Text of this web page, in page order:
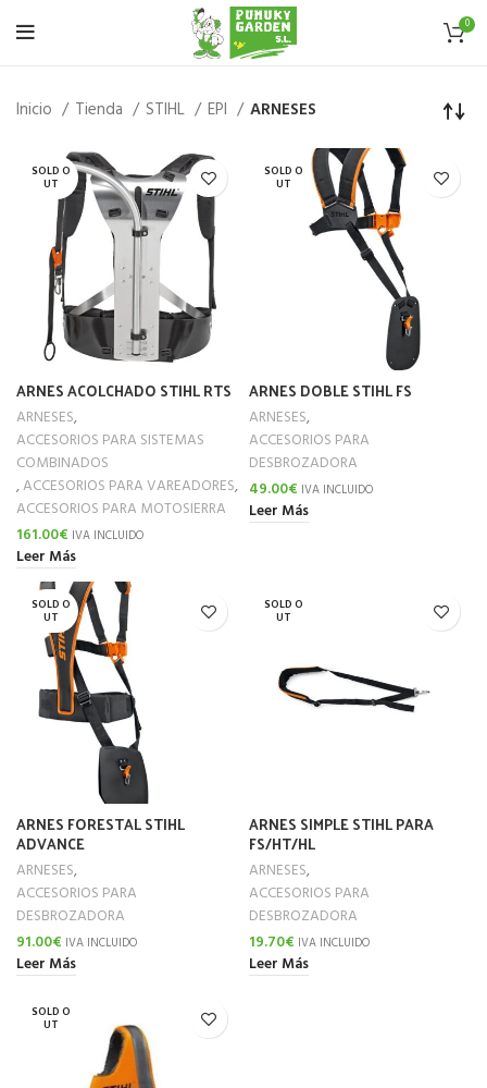
0
Inicio Tienda STIHL EPI ARNESES
SOLD O
UT
ARNES ACOLCHADO STIHL RTS
ARNESES,
ACCESORIOS PARA SISTEMAS
COMBINADOS
,ACCESORIOS PARA VAREADORES,
ACCESORIOS PARA MOTOSIERRA
161.00€ IVA INCLUIDO
Leer Más
SOLD O
UT
ARNES DOBLE STIHL FS
ARNESES,
ACCESORIOS PARA
DESBROZADORA
49.00€ IVA INCLUIDO
Leer Más
SOLD O
UT
ARNES FORESTAL STIHL
ADVANCE
ARNESES,
ACCESORIOS PARA
DESBROZADORA
91.00€ IVA INCLUIDO
Leer Más
SOLD O
UT
ARNES SIMPLE STIHL PARA
FS/HT/HL
ARNESES,
ACCESORIOS PARA
DESBROZADORA
19.70€ IVA INCLUIDO
Leer Más
SOLD O
UT